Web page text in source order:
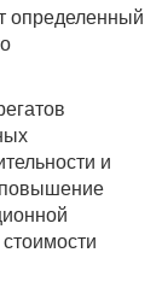
определенный
и